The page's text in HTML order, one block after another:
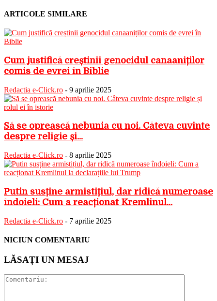
ARTICOLE SIMILARE
Cum justifică creștinii genocidul canaaniților
comis de evrei în Biblie
Redactia e-Click.ro - 9 aprilie 2025
Să se oprească nebunia cu noi. Câteva cuvinte
despre religie și...
Redactia e-Click.ro - 8 aprilie 2025
Putin susține armistițiul, dar ridică numeroase
îndoieli: Cum a reacționat Kremlinul...
Redactia e-Click.ro - 7 aprilie 2025
NICIUN COMENTARIU
LĂSAȚI UN MESAJ